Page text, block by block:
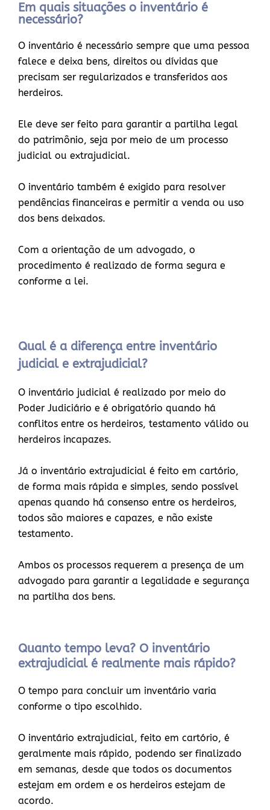
Em quais situações o inventário é
necessário?
O inventário é necessário sempre que uma pessoa
falece e deixa bens, direitos ou dívidas que
precisam ser regularizados e transferidos aos
herdeiros.
Ele deve ser feito para garantir a partilha legal
do patrimônio, seja por meio de um processo
judicial ou extrajudicial.
O inventário também é exigido para resolver
pendências financeiras e permitir a venda ou uso
dos bens deixados.
Com a orientação de um advogado, o
procedimento é realizado de forma segura e
conforme a lei.
Qual é a diferença entre inventário
judicial e extrajudicial?
O inventário judicial é realizado por meio do
Poder Judiciário e é obrigatório quando há
conflitos entre os herdeiros, testamento válido ou
herdeiros incapazes.
Já o inventário extrajudicial é feito em cartório,
de forma mais rápida e simples, sendo possível
apenas quando há consenso entre os herdeiros,
todos são maiores e capazes, e não existe
testamento.
Ambos os processos requerem a presença de um
advogado para garantir a legalidade e segurança
na partilha dos bens.
Quanto tempo leva? O inventário
extrajudicial é realmente mais rápido?
O tempo para concluir um inventário varia
conforme o tipo escolhido.
O inventário extrajudicial, feito em cartório, é
geralmente mais rápido, podendo ser finalizado
em semanas, desde que todos os documentos
estejam em ordem e os herdeiros estejam de
acordo.